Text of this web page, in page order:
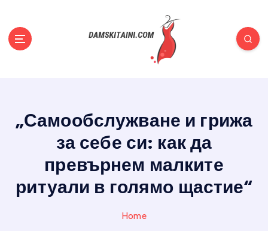
„Самообслужване и грижа
за себе си: как да
превърнем малките
ритуали в голямо щастие“
Home